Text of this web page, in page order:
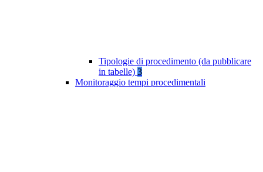
Tipologie di procedimento (da pubblicare
in tabelle) 3
Monitoraggio tempi procedimentali